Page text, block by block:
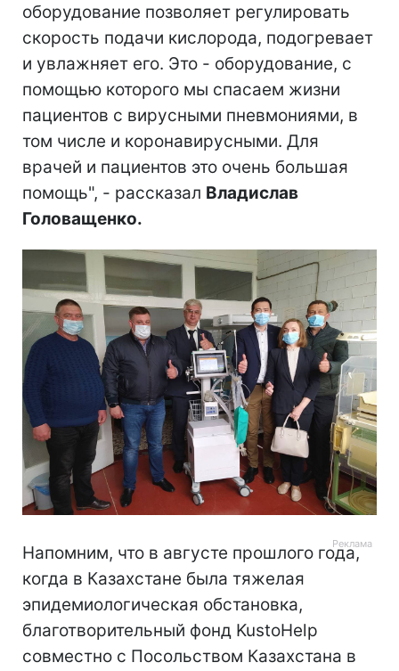
оборудование позволяет регулировать
скорость подачи кислорода, подогревает
и увлажняет его. Это - оборудование, с
помощью которого мы спасаем жизни
пациентов с вирусными пневмониями, в
том числе и коронавирусными. Для
врачей и пациентов это очень большая
помощь", - рассказал Владислав
Головащенко.
Напомним, что в августе прошлого года,
когда в Казахстане была тяжелая
эпидемиологическая обстановка,
благотворительный фонд KustoHelp
совместно с Посольством Казахстана в